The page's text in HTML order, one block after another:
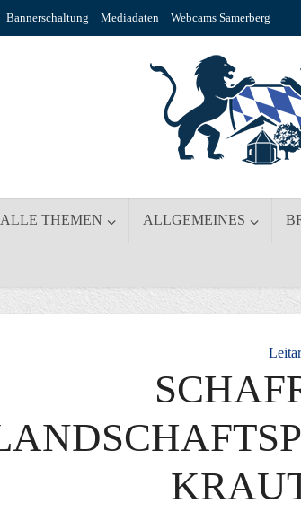
Bannerschaltung Mediadaten Webcams Samerberg
ALLE THEMEN ALLGEMEINES